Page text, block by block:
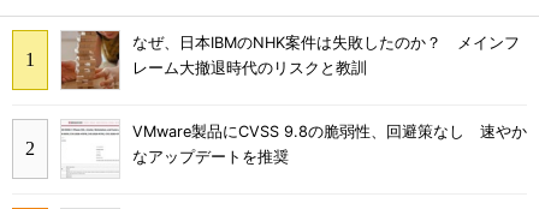
なぜ、日本IBMのNHK案件は失敗したのか？ メインフ
レーム大撤退時代のリスクと教訓
VMware製品にCVSS 9.8の脆弱性、回避策なし 速やか
なアップデートを推奨